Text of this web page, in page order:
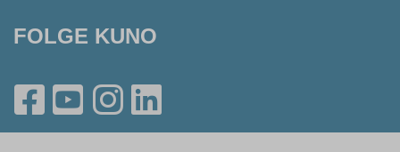
FOLGE KUNO